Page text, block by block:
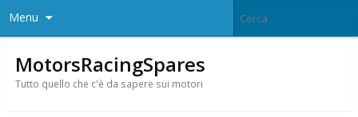
Menu
MotorsRacingSpares
Tutto quello che c'è da sapere sui motori